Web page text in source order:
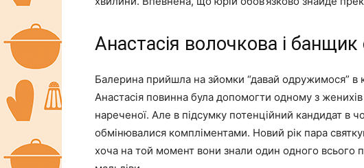
Анастасія волочкова і банщик
Балерина прийшла на зйомки “давай одружимося” в
Анастасія повинна була допомогти одному з
нареченої. Але в підсумку потенційний кандидат в
обмінювалися компліментами. Новий рік пара
хоча на той момент вони знали один одного всього